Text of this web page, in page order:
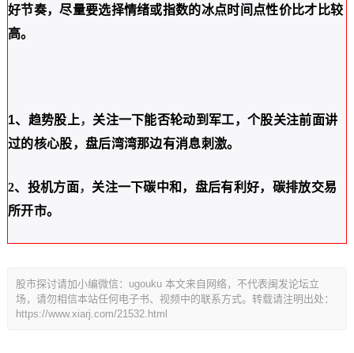
好节奏，尽量要选择情绪或指数的冰点时间点性价比才比较
高。
1、趋势股上， 关注一下能否轮动到军工，个股关注前面讲
过的核心股，盘后湾湾那边有消息刺激。
2、投机方面， 关注一下碳中和，盘后有利好，碳排放交易
所开市。
股市探讨请加小编微信：ugouku 本文来自网络，不代表闽发论坛立
场，请勿相信本站任何电子书、视频中的联系方式。转载请注明出处：
https://www.xiarj.com/21532.html